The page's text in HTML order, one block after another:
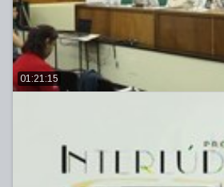
01:21:15